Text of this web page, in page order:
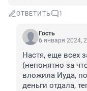
ОТВЕТИТЬ 1
Гость
6 января 2024,
Настя, еще всех
(непонятно за
вложила Иуда,
деньги отдала,